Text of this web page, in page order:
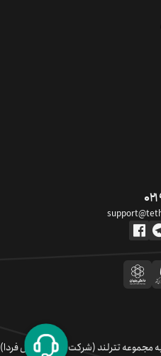
تترلند (شرکت سکوی تبادل فردا)